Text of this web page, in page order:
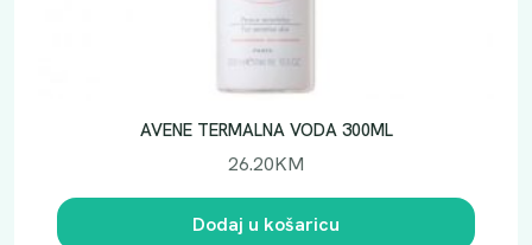
AVENE TERMALNA VODA 300ML
26.20KM
Dodaj u košaricu